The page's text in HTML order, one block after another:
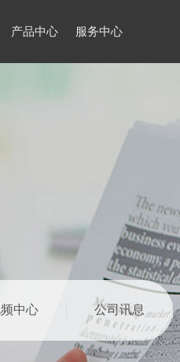
产品中心 服务中心
中心 公司讯息